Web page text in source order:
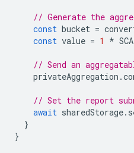
// Generate the
const bucket =
const value = 1 *
// Send an
privateAggregation .
// Set the report
await sharedStorage.
}
}